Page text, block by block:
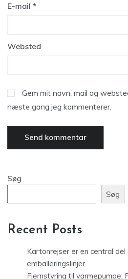
E-mail *
Websted
Gem mit navn, mail og
næste gang jeg kommenterer.
Søg
Søg
Recent Posts
Kartonrejser er en central
emballeringslinjer
Fjernstyring til varmepumpe: